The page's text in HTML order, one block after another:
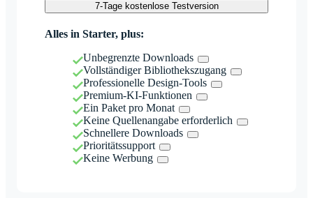
7-Tage kostenlose Testversion
Alles in Starter, plus:
Unbegrenzte Downloads
Vollständiger Bibliothekszugang
Professionelle Design-Tools
Premium-KI-Funktionen
Ein Paket pro Monat
Keine Quellenangabe erforderlich
Schnellere Downloads
Prioritätssupport
Keine Werbung